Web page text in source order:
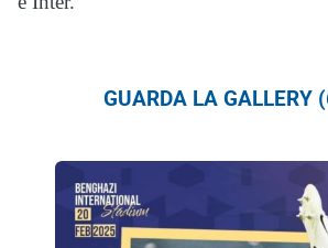
GUARDA LA GALLERY